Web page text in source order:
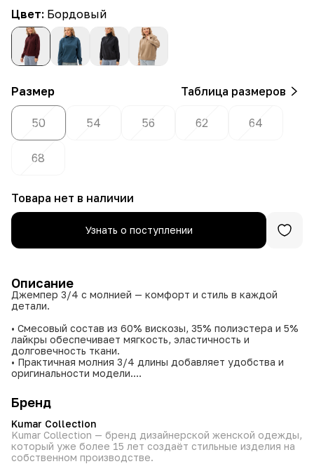
Цвет: Бордовый
Размер Таблица размеров
50 54 56 62 64
68
Товара нет в наличии
Узнать о поступлении
Описание
Джемпер 3/4 с молнией — комфорт и стиль в каждой
детали.
• Смесовый состав из 60% вискозы, 35% полиэстера и 5%
лайкры обеспечивает мягкость, эластичность и
долговечность ткани.
• Практичная молния 3/4 длины добавляет удобства и
оригинальности модели.
идеальную посадку для разных типов фигуры.
• Многообразие цветовых решений помогает создать
разнообразные образы на любой вкус.
• Качественное производство в Киргизии под контролем
бренда Kumar Collection гарантирует высокие стандарты
изготовления.
Бренд
Kumar Collection
Kumar Collection — бренд дизайнерской женской одежды,
который уже более 15 лет создаёт стильные изделия на
собственном производстве.